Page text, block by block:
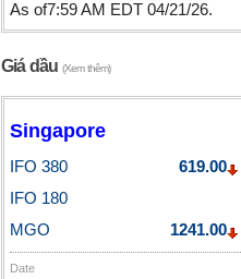
As of7:59 AM EDT 04/21/26.
Giá dầu (Xem thêm)
Singapore
IFO 380 619.00
IFO 180
MGO
1241.00
Date